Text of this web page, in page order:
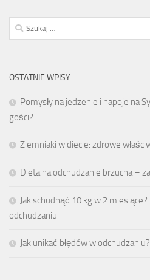
Szukaj:
OSTATNIE WPISY
Pomysły na jedzenie i napoje na
gości?
Ziemniaki w diecie: zdrowe
Dieta na odchudzanie brzucha –
Jak schudnąć 10 kg w 2
odchudzaniu
Jak unikać błędów w